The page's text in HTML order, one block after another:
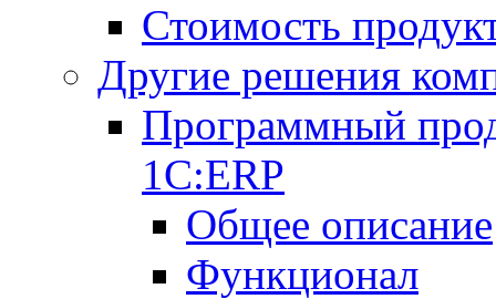
Стоимость
Другие решения
Программный
1С:ERP
Общее описание
Функционал